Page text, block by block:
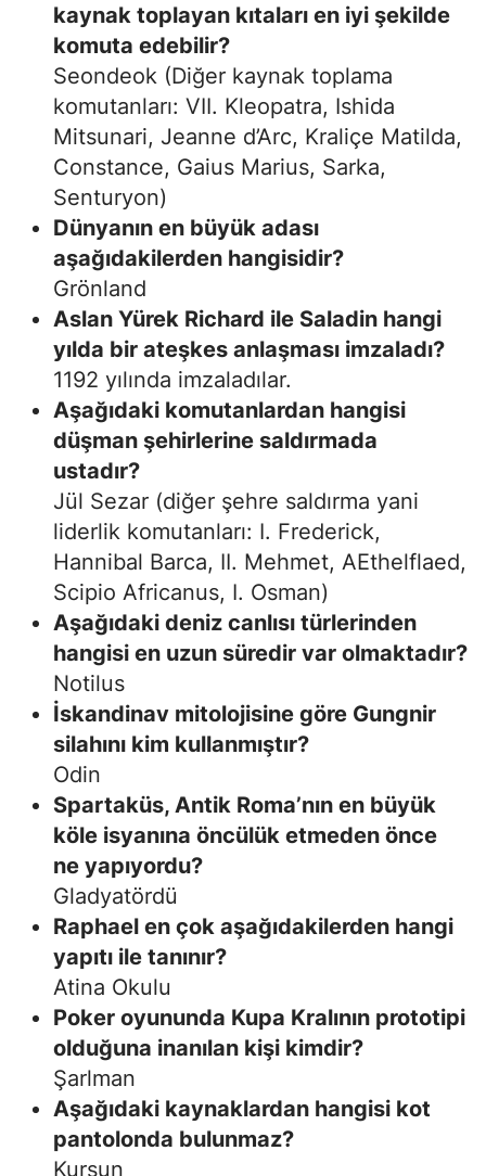
kaynak toplayan kıtaları en iyi şekilde
komuta edebilir?
Seondeok (Diğer kaynak toplama
komutanları: VII. Kleopatra, Ishida
Mitsunari, Jeanne d’Arc, Kraliçe Matilda,
Constance, Gaius Marius, Sarka,
Senturyon)
Dünyanın en büyük adası
aşağıdakilerden hangisidir?
Grönland
Aslan Yürek Richard ile Saladin hangi
yılda bir ateşkes anlaşması imzaladı?
1192 yılında imzaladılar.
Aşağıdaki komutanlardan hangisi
düşman şehirlerine saldırmada
ustadır?
Jül Sezar (diğer şehre saldırma yani
liderlik komutanları: I. Frederick,
Hannibal Barca, II. Mehmet, AEthelflaed,
Scipio Africanus, I. Osman)
Aşağıdaki deniz canlısı türlerinden
hangisi en uzun süredir var olmaktadır?
Notilus
İskandinav mitolojisine göre Gungnir
silahını kim kullanmıştır?
Odin
Spartaküs, Antik Roma’nın en büyük
köle isyanına öncülük etmeden önce
ne yapıyordu?
Gladyatördü
Raphael en çok aşağıdakilerden hangi
yapıtı ile tanınır?
Atina Okulu
Poker oyununda Kupa Kralının prototipi
olduğuna inanılan kişi kimdir?
Şarlman
Aşağıdaki kaynaklardan hangisi kot
pantolonda bulunmaz?
Kurşun